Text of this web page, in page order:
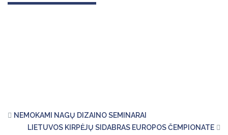
NEMOKAMI NAGŲ DIZAINO SEMINARAI
LIETUVOS KIRPĖJŲ SIDABRAS EUROPOS ČEMPIONATE